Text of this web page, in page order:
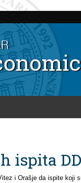
ispita
i Orašje da ispite koji